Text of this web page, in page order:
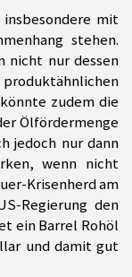
insbesondere mit
stehen.
nicht nur dessen
zudem die
Ölfördermenge
jedoch nur dann
wenn nicht
Krisenherd am
Regierung den
ein Barrel Rohöl
und damit gut